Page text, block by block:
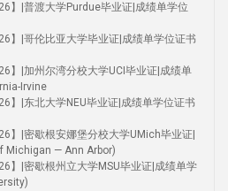
】|普渡大学Purdue毕业证|成绩单学位
】|哥伦比亚大学毕业证|成绩单学位证书
】|加州尔湾分校大学UCI毕业证|成绩单
Irvine
】|东北大学NEU毕业证|成绩单学位证书
】|密歇根安娜堡分校大学UMich毕业证|
Michigan — Ann Arbor)
】|密歇根州立大学MSU毕业证|成绩单学